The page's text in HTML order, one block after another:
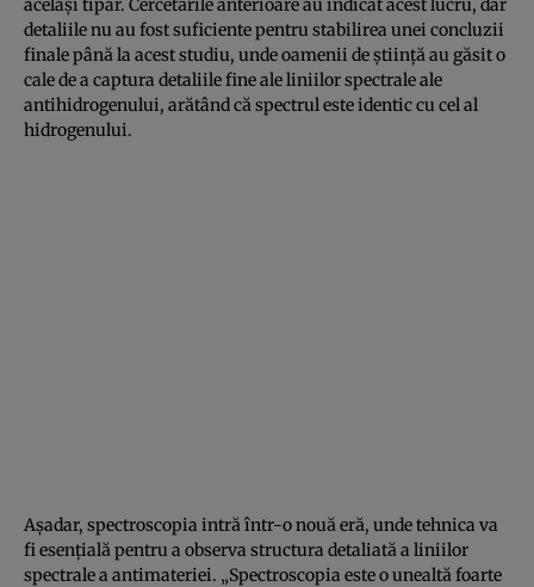
acelaşi tipar. Cercetările anterioare au indicat acest lucru, dar
detaliile nu au fost suficiente pentru stabilirea unei concluzii
finale până la acest studiu, unde oamenii de ştiinţă au găsit o
cale de a captura detaliile fine ale liniilor spectrale ale
antihidrogenului, arătând că spectrul este identic cu cel al
hidrogenului.
Aşadar, spectroscopia intră într-o nouă eră, unde tehnica va
fi esenţială pentru a observa structura detaliată a liniilor
spectrale a antimateriei. „Spectroscopia este o unealtă foarte